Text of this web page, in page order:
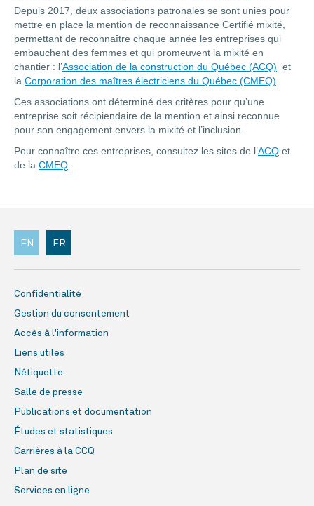
Depuis 2017, deux associations patronales se sont unies pour
mettre en place la mention de reconnaissance Certifié mixité,
permettant de reconnaître chaque année les entreprises qui
embauchent des femmes et qui promeuvent la mixité en
chantier : l’Association de la construction du Québec (ACQ) et
la Corporation des maîtres électriciens du Québec (CMEQ).
Ces associations ont déterminé des critères pour qu’une
entreprise soit récipiendaire de la mention et ainsi reconnue
pour son engagement envers la mixité et l’inclusion.
Pour connaître ces entreprises, consultez les sites de l’ACQ et
de la CMEQ.
Confidentialité
Gestion du consentement
Accès à l'information
Liens utiles
Nétiquette
Salle de presse
Publications et documentation
Études et statistiques
Carrières à la CCQ
Plan de site
Services en ligne
EN FR